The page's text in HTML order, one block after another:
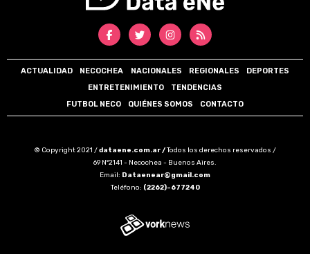
ACTUALIDAD NECOCHEA NACIONALES REGIONALES
DEPORTES
ENTRETENIMIENTO
TENDENCIAS
FUTBOL NECO
QUIÉNES SOMOS CONTACTO
© Copyright 2021 /dataene.com.ar /Todos los derechos reservados /
69 N°2141 - Necochea - Buenos Aires.
Email: Dataenear@gmail.com
Teléfono: (2262)-677240